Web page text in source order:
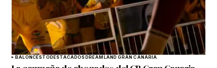
BALONCESTODESTACADOSDREAMLAND GRAN CANARIA